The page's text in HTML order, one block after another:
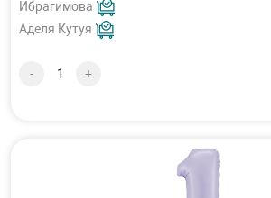
Ибрагимова
Аделя Кутуя
- +